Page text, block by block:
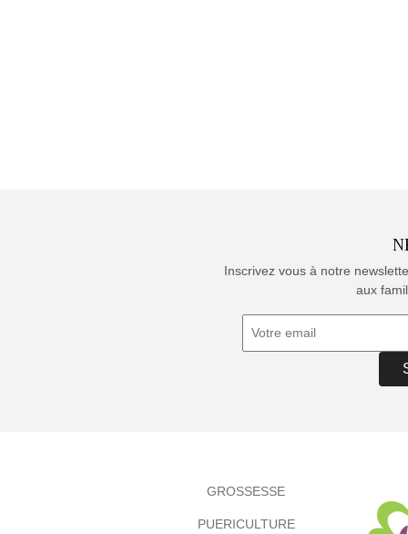
Inscrivez vous à notre
aux
GROSSESSE
PUERICULTURE